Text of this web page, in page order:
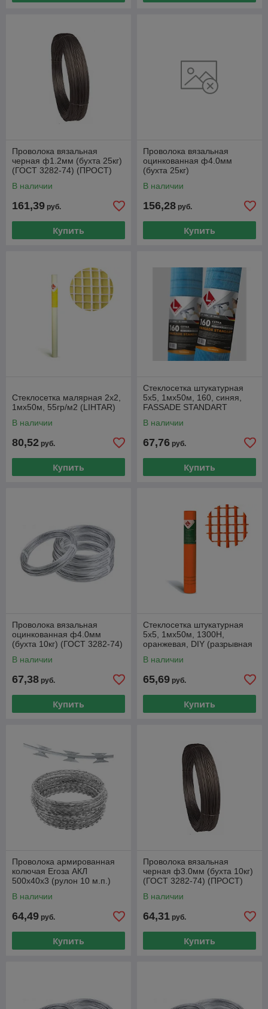
Проволока вязальная
черная ф1.2мм (бухта 25кг)
(ГОСТ 3282-74) (ПРОСТ)
В наличии
161,39 руб.
Купить
Проволока вязальная
оцинкованная ф4.0мм
(бухта 25кг)
В наличии
156,28 руб.
Купить
Стеклосетка малярная 2х2,
1мх50м, 55гр/м2 (LIHTAR)
В наличии
80,52 руб.
Купить
Стеклосетка штукатурная
5х5, 1мх50м, 160, синяя,
FASSADE STANDART
В наличии
67,76 руб.
Купить
Проволока вязальная
оцинкованная ф4.0мм
(бухта 10кг) (ГОСТ 3282-74)
В наличии
67,38 руб.
Купить
Стеклосетка штукатурная
5х5, 1мх50м, 1300Н,
оранжевая, DIY (разрывная
(LIHTAR)
В наличии
65,69 руб.
Купить
Проволока армированная
колючая Егоза АКЛ
500х40х3 (рулон 10 м.п.)
В наличии
64,49 руб.
Купить
Проволока вязальная
черная ф3.0мм (бухта 10кг)
(ГОСТ 3282-74) (ПРОСТ)
В наличии
64,31 руб.
Купить